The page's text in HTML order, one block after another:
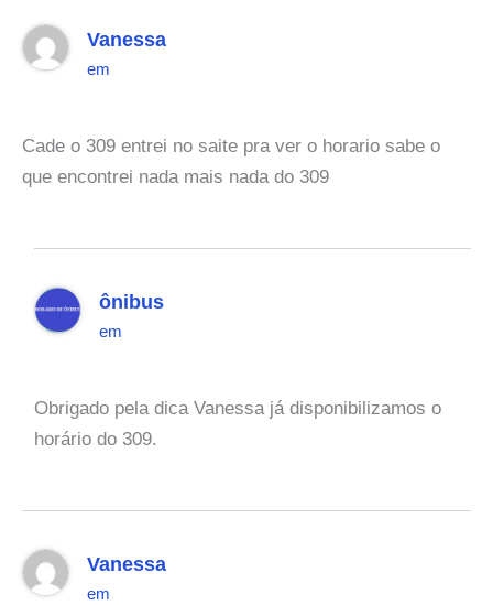
Vanessa
em
Cade o 309 entrei no saite pra ver o horario sabe o
que encontrei nada mais nada do 309
ônibus
em
Obrigado pela dica Vanessa já disponibilizamos o
horário do 309.
Vanessa
em